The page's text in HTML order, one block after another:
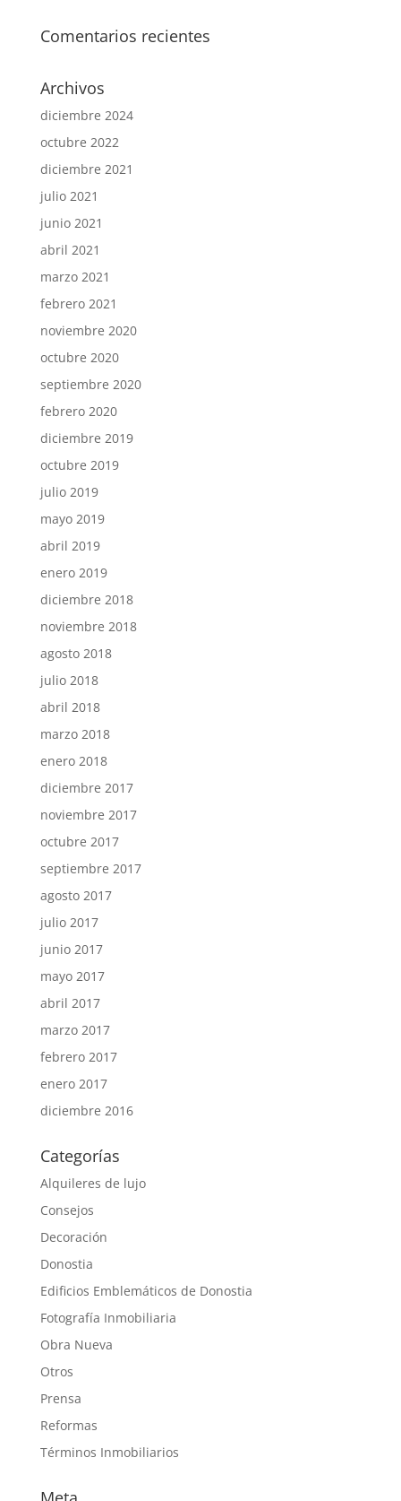
Comentarios recientes
Archivos
diciembre 2024
octubre 2022
diciembre 2021
julio 2021
junio 2021
abril 2021
marzo 2021
febrero 2021
noviembre 2020
octubre 2020
septiembre 2020
febrero 2020
diciembre 2019
octubre 2019
julio 2019
mayo 2019
abril 2019
enero 2019
diciembre 2018
noviembre 2018
agosto 2018
julio 2018
abril 2018
marzo 2018
enero 2018
diciembre 2017
noviembre 2017
octubre 2017
septiembre 2017
agosto 2017
julio 2017
junio 2017
mayo 2017
abril 2017
marzo 2017
febrero 2017
enero 2017
diciembre 2016
Categorías
Alquileres de lujo
Consejos
Decoración
Donostia
Edificios Emblemáticos de Donostia
Fotografía Inmobiliaria
Obra Nueva
Otros
Prensa
Reformas
Términos Inmobiliarios